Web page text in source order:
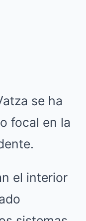
se ha
focal en la
el interior